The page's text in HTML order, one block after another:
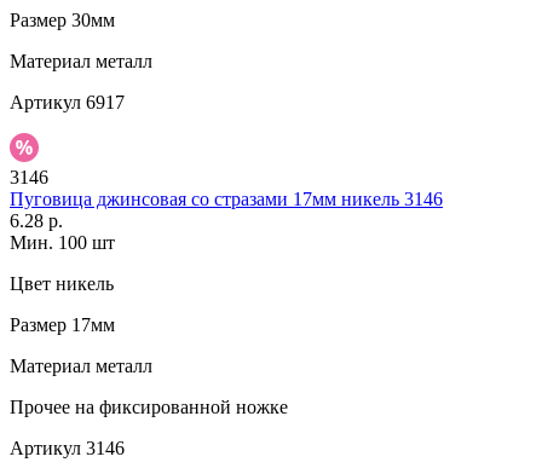
Размер 30мм
Материал металл
Артикул 6917
3146
Пуговица джинсовая со стразами 17мм никель 3146
6.28 р.
Мин. 100 шт
Цвет никель
Размер 17мм
Материал металл
Прочее на фиксированной ножке
Артикул 3146